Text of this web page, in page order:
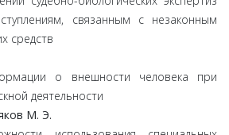
связанным с незаконным
средств
о внешности человека при
деятельности
М. Э.